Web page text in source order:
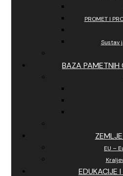
PROMET I
Sustav
BAZA PAMETNIH
EU –
EDUKACIJE I